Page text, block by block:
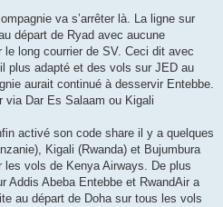
va s’arrêter là. La ligne sur
départ de Ryad avec aucune
long courrier de SV. Ceci dit avec
plus adapté et des vols sur JED au
aurait continué à desservir Entebbe.
via Dar Es Salaam ou Kigali
activé son code share il y a quelques
Kigali (Rwanda) et Bujumbura
les vols de Kenya Airways. De plus
Addis Abeba Entebbe et RwandAir a
au départ de Doha sur tous les vols